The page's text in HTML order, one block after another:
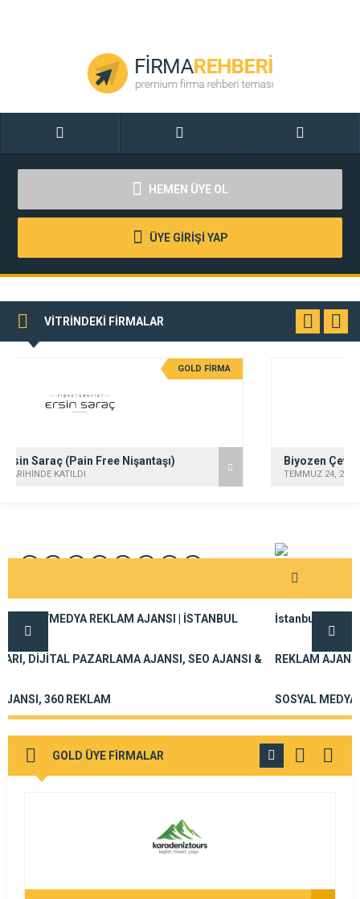
HEMEN ÜYE OL
ÜYE GİRİŞİ YAP
VİTRİNDEKİ FİRMALAR
Biyozen Çevre Sağlığı İlaçlama Dezenfeksiyon
TEMMUZ 24, 2026 TARİHİNDE KATILDI
İstanbul Reklam Ajansı – ZEYMEDYA REKLAM AJANSI | İSTANBUL
REKLAM AJANSLARI, DİJİTAL PAZARLAMA AJANSI, SEO AJANSI &
SOSYAL MEDYA AJANSI, 360 REKLAM
GOLD ÜYE FİRMALAR
GÖR